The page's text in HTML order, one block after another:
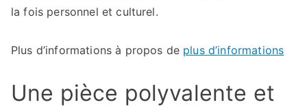
la fois personnel et culturel.
Plus d’informations à propos de plus d’informations
Une pièce polyvalente et